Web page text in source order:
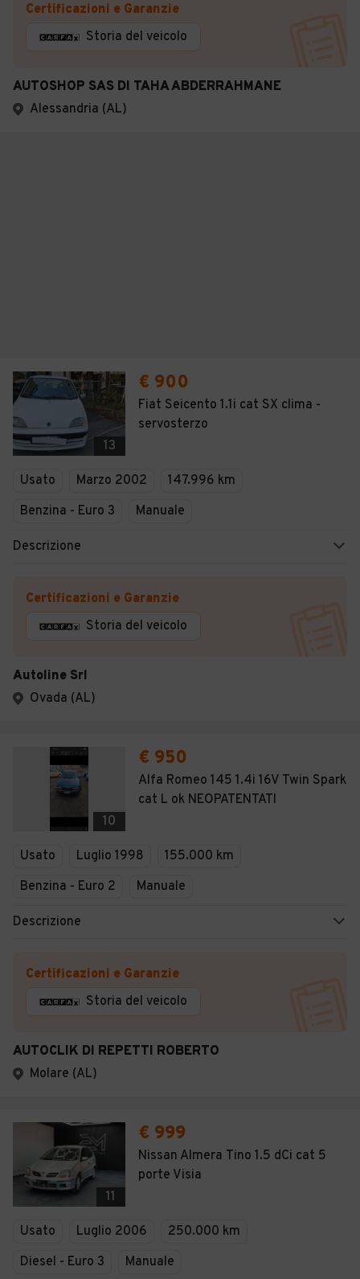
Certificazioni e Garanzie
Storia del veicolo
AUTOSHOP SAS DI TAHA ABDERRAHMANE
Alessandria (AL)
13
€ 900
Fiat Seicento 1.1i cat SX clima -
servosterzo
Usato Marzo 2002
147.996 km
Benzina - Euro 3
Manuale
Descrizione
Certificazioni e Garanzie
Storia del veicolo
Autoline Srl
Ovada (AL)
10
€ 950
Alfa Romeo 145 1.4i 16V Twin Spark
cat L ok NEOPATENTATI
Usato Luglio 1998
155.000 km
Benzina - Euro 2
Manuale
Descrizione
Certificazioni e Garanzie
Storia del veicolo
AUTOCLIK DI REPETTI ROBERTO
Molare (AL)
11
€ 999
Nissan Almera Tino 1.5 dCi cat 5
porte Visia
Usato Luglio 2006
250.000 km
Diesel - Euro 3
Manuale